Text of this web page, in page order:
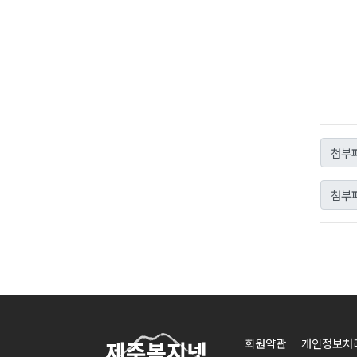
첨부
첨부
회원약관 개인정보처